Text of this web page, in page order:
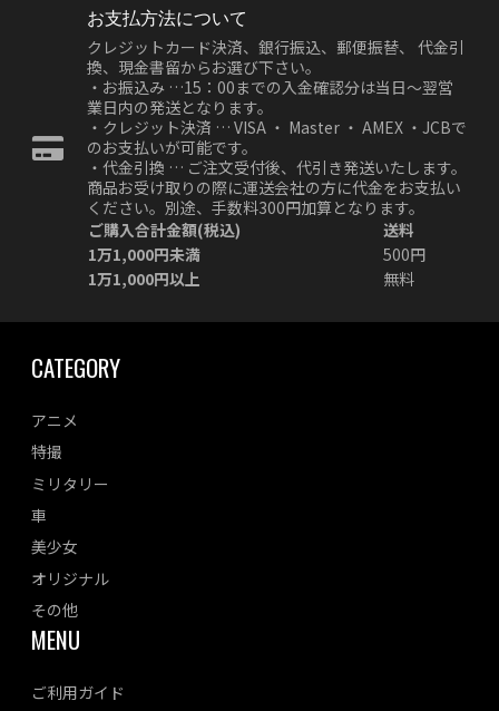
お支払方法について
クレジットカード決済、銀行振込、郵便振替、 代金引
換、現金書留からお選び下さい。
・お振込み …15：00までの入金確認分は当日～翌営
業日内の発送となります。
・クレジット決済 … VISA ・ Master ・ AMEX ・JCBで
のお支払いが可能です。
・代金引換 … ご注文受付後、代引き発送いたします。
商品お受け取りの際に運送会社の方に代金をお支払い
ください。別途、手数料300円加算となります。
ご購入合計金額(税込)
送料
1万1,000円未満
500円
1万1,000円以上
無料
CATEGORY
アニメ
特撮
ミリタリー
車
美少女
オリジナル
その他
MENU
ご利用ガイド